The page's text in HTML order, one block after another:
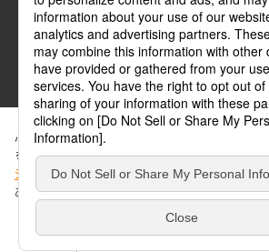
ABJマークは、この電子書店・電子書籍配信サービスが、著作
得た正規版配信サービスであることを示す登録商標(登録番
ABJマークの詳細、ABJマークを掲示しているサービスの一覧
ぶんか社が運営するサイトでは、利便性向上の
を使用しています。 当社のCookieについての詳
シー
」をご覧ください。当サイトでは、訪問者の
ありません。